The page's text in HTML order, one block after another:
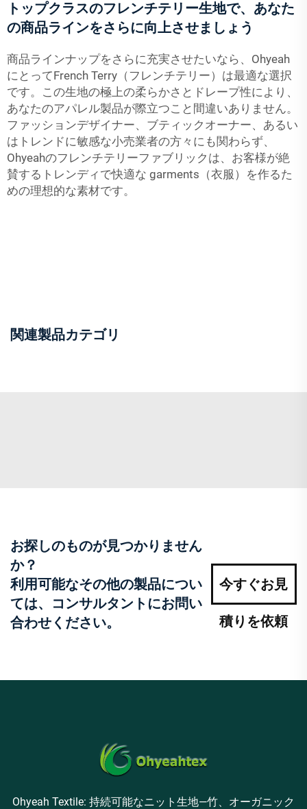
トップクラスのフレンチテリー生地で、あなた
の商品ラインをさらに向上させましょう
商品ラインナップをさらに充実させたいなら、Ohyeah
にとってFrench Terry（フレンチテリー）は最適な選択
です。この生地の極上の柔らかさとドレープ性により、
あなたのアパレル製品が際立つこと間違いありません。
ファッションデザイナー、ブティックオーナー、あるい
はトレンドに敏感な小売業者の方々にも関わらず、
Ohyeahのフレンチテリーファブリックは、お客様が絶
賛するトレンディで快適な garments（衣服）を作るた
めの理想的な素材です。
関連製品カテゴリ
お探しのものが見つかりません
か？
利用可能なその他の製品につい
ては、コンサルタントにお問い
合わせください。
今すぐお見
積りを依頼
Ohyeah Textile: 持続可能なニット生地—竹、オーガニック